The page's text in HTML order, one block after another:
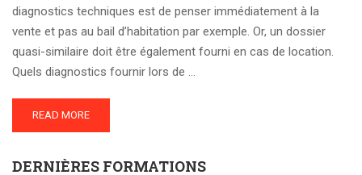
diagnostics techniques est de penser immédiatement à la
vente et pas au bail d’habitation par exemple. Or, un dossier
quasi-similaire doit être également fourni en cas de location.
Quels diagnostics fournir lors de …
READ MORE
DERNIÈRES FORMATIONS